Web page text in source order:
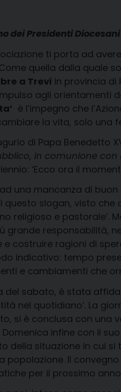
dei Presidenti
ti porta ad
quella dalla quale
a Trevi in provincia di
agli orientamenti
è l’impegno che
la vita, solo una
di Papa Benedetto
in comunione con
‘Ecco ora il
una mancanza di
questo slogan, visto
religioso e pastorale’.
grande responsabilità,
costruire ragioni di
indicativo: tempo
e cambiamenti che
del sabato, è stata
nel quotidiano’. La
si è conclusa con una
infine con il
della situazione in cui
popolazione. Il
per il prossimo